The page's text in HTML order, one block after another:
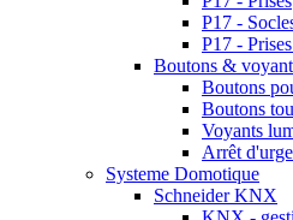
P17 -
P17 -
Boutons &
Boutons
Boutons
Voyants
Arrêt
Systeme Domotique
Schneider KNX